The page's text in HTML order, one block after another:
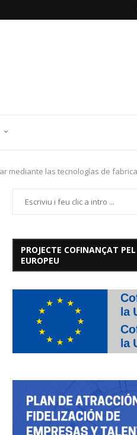
mediante las tecnologías de
PROJECTE COFINANÇAT
EUROPEU